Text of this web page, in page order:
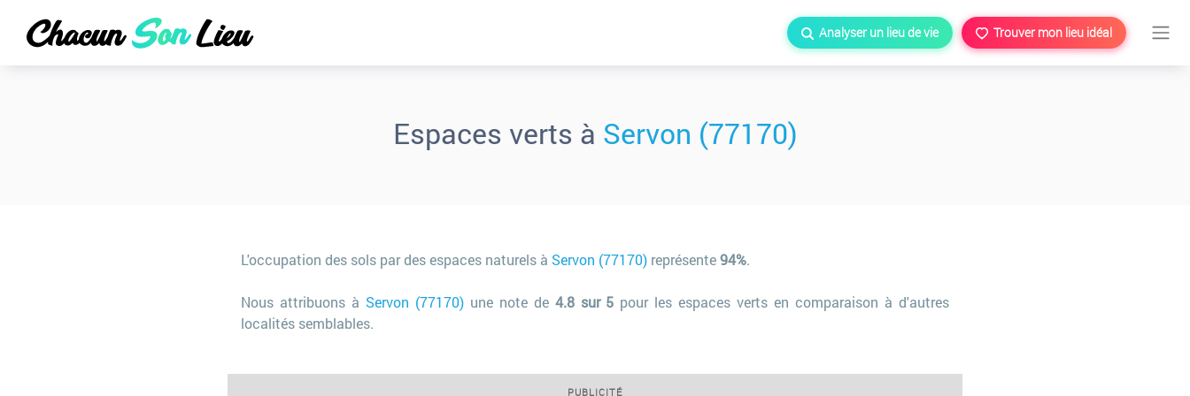
Analyser un lieu de vie Trouver mon lieu idéal
Espaces verts à Servon (77170)
L'occupation des sols par des espaces naturels à Servon (77170) représente94%.
Nous attribuons à Servon (77170)une note de 4.8 sur 5 pour les espaces verts en comparaison à d'autres
localités semblables.
PUBLICITÉ